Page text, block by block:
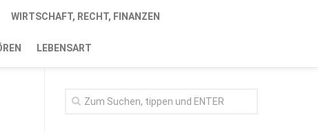
WIRTSCHAFT, RECHT, FINANZEN
LEBENSART